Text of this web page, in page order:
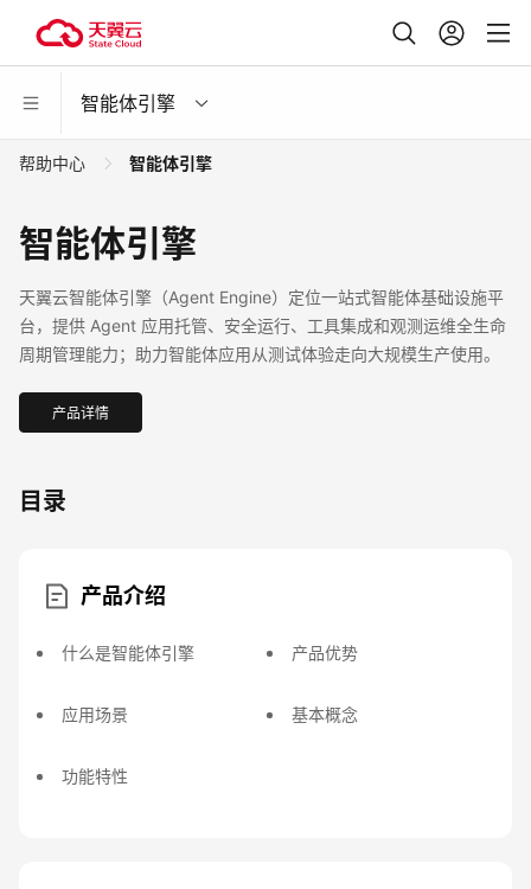
智能体引擎
帮助中心 智能体引擎
智能体引擎
天翼云智能体引擎（Agent Engine）定位一站式智能体基础设施平
台，提供 Agent 应用托管、安全运行、工具集成和观测运维全生命
周期管理能力；助力智能体应用从测试体验走向大规模生产使用。
产品详情
目录
产品介绍
什么是智能体引擎 产品优势
应用场景 基本概念
功能特性